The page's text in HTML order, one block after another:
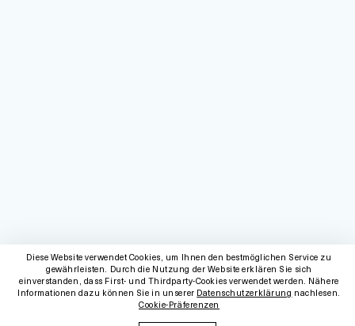
Diese Website verwendet Cookies, um Ihnen den bestmöglichen Service zu
gewährleisten. Durch die Nutzung der Website erklären Sie sich
einverstanden, dass First- und Thirdparty-Cookies verwendet werden. Nähere
Informationen dazu können Sie in unserer Datenschutzerklärung nachlesen.
Cookie-Präferenzen